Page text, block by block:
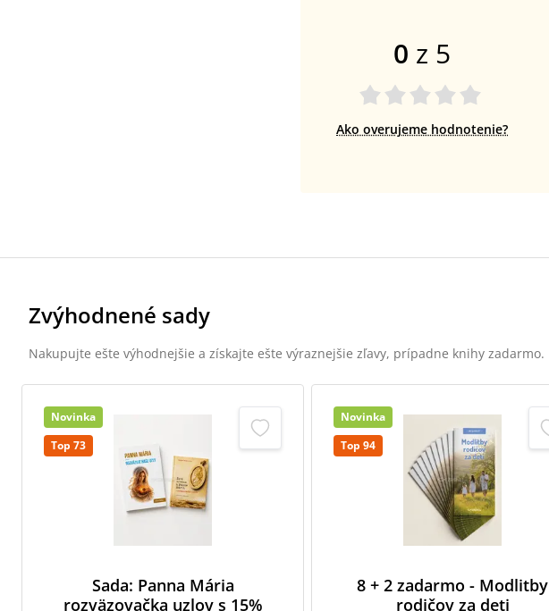
0 z 5
Ako overujeme hodnotenie?
Zvýhodnené sady
Nakupujte ešte výhodnejšie a získajte ešte výraznejšie zľavy, prípadne knihy zadarmo.
Novinka
Top 73
Sada: Panna Mária
rozväzovačka uzlov s 15%
Novinka
Top 94
8 + 2 zadarmo - Modlitby
rodičov za deti